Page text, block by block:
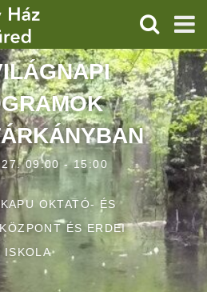
KERESÉS
09:00 - 15:00
OKTATÓ- ÉS
ÉS ERDEI
ISKOLA